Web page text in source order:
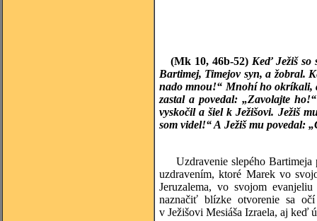
(Mk 10, 46b-52) Keď Ježiš so
Bartimej, Timejov syn, a žobral.
nado mnou!“ Mnohí ho okríkali,
zastal a povedal: „Zavolajte
vyskočil a šiel k Ježišovi. Ježiš
som videl!“ A Ježiš mu povedal:
Uzdravenie slepého Bartimeja
uzdravením, ktoré Marek vo
Jeruzalema, vo svojom
naznačiť blízke otvorenie sa
v Ježišovi Mesiáša Izraela, aj keď